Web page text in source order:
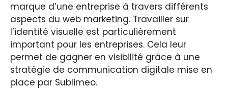
marque d’une entreprise à travers différents
aspects du web marketing. Travailler sur
l’identité visuelle est particulièrement
important pour les entreprises. Cela leur
permet de gagner en visibilité grâce à une
stratégie de communication digitale mise en
place par Sublimeo.